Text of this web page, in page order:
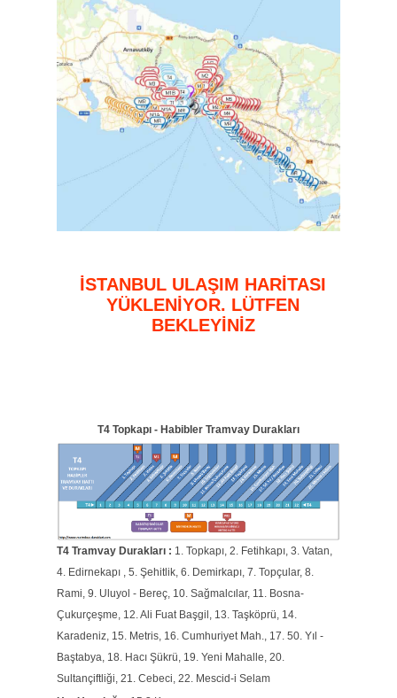
İSTANBUL ULAŞIM HARİTASI
YÜKLENİYOR. LÜTFEN
BEKLEYİNİZ
T4 Topkapı - Habibler Tramvay Durakları
T4 Tramvay Durakları : 1. Topkapı, 2. Fetihkapı, 3. Vatan,
4. Edirnekapı , 5. Şehitlik, 6. Demirkapı, 7. Topçular, 8.
Rami, 9. Uluyol - Bereç, 10. Sağmalcılar, 11. Bosna-
Çukurçeşme, 12. Ali Fuat Başgil, 13. Taşköprü, 14.
Karadeniz, 15. Metris, 16. Cumhuriyet Mah., 17. 50. Yıl -
Baştabya, 18. Hacı Şükrü, 19. Yeni Mahalle, 20.
Sultançiftliği, 21. Cebeci, 22. Mescid-i Selam